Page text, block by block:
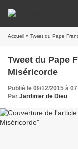
Accueil » Tweet du Pape
Tweet du Pape
Miséricorde
Publié le 09/12/2015 à
Par Jardinier de Dieu